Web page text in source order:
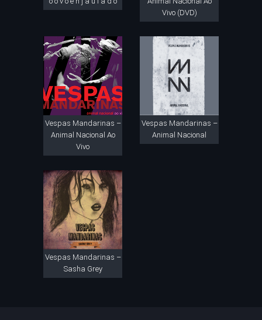
Vivo (DVD)
Vespas Mandarinas –
Animal Nacional Ao
Vivo
Vespas Mandarinas –
Animal Nacional
Vespas Mandarinas –
Sasha Grey